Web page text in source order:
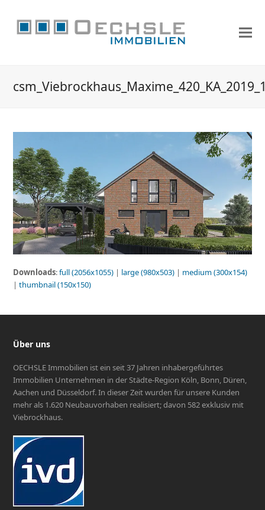
Downloads:full (2056x1055) | large (980x503) | medium (300x154)
|thumbnail (150x150)
Über uns
OECHSLE Immobilien ist ein seit 37 Jahren inhabergeführtes
Immobilien Unternehmen in der Städte-Region Köln, Bonn, Düren,
Aachen und Düsseldorf. In dieser Zeit wurden für unsere Kunden
mehr als 1.620 Neubauvorhaben realisiert; davon 582 exklusiv mit
Viebrockhaus.